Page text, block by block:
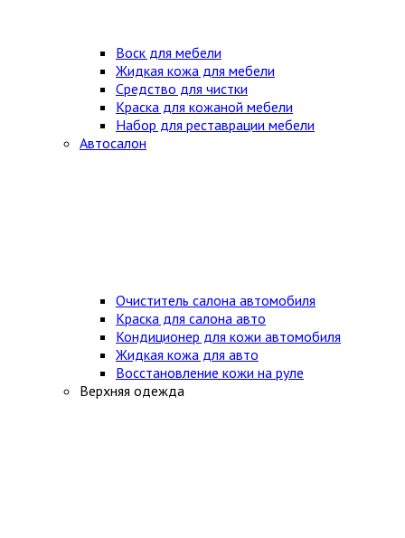
Воск для мебели
Жидкая кожа для мебели
Средство для чистки
Краска для кожаной мебели
Набор для реставрации мебели
Автосалон
Очиститель салона автомобиля
Краска для салона авто
Кондиционер для кожи автомобиля
Жидкая кожа для авто
Восстановление кожи на руле
Верхняя одежда